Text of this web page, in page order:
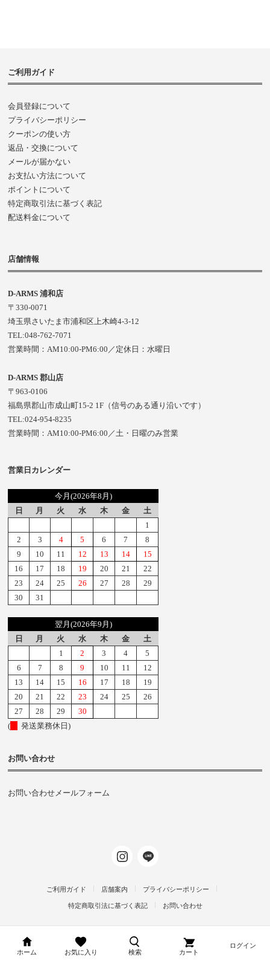
ご利用ガイド
会員登録について
プライバシーポリシー
クーポンの使い方
返品・交換について
メールが届かない
お支払い方法について
ポイントについて
特定商取引法に基づく表記
配送料金について
店舗情報
D-ARMS 浦和店
〒330-0071
埼玉県さいたま市浦和区上木崎4-3-12
TEL:048-762-7071
営業時間：AM10:00-PM6:00／定休日：水曜日
D-ARMS 郡山店
〒963-0106
福島県郡山市成山町15-2 1F（信号のある通り沿いです）
TEL:024-954-8235
営業時間：AM10:00-PM6:00／土・日曜のみ営業
営業日カレンダー
今月(2026年8月)
日
月 火 水 木 金
土
1
2
3 4 5 6 7
8
9
10 11 12 13 14
15
16
17 18 19 20 21
22
23
24 25 26 27 28
29
30
31
翌月(2026年9月)
日
月 火 水 木 金
土
1
2 3 4
5
6
7 8 9 10 11
12
13
14 15 16 17 18
19
20
21 22 23 24 25
26
27
28 29
30
(
発送業務休日)
お問い合わせ
お問い合わせメールフォーム
ご利用ガイド 店舗案内 プライバシーポリシー
特定商取引法に基づく表記 お問い合わせ
d-arms-shop.jp
ホーム お気に入り 検索 カート
ログイン